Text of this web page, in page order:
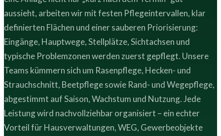
aussieht, arbeiten wir mit festen Pflegeintervallen, klar
definierten Flächen und einer sauberen Priorisierung:
Eingänge, Hauptwege, Stellplätze, Sichtachsen und
typische Problemzonen werden zuerst gepflegt. Unsere
Teams kümmern sich um Rasenpflege, Hecken- und
Strauchschnitt, Beetpflege sowie Rand- und Wegepflege,
abgestimmt auf Saison, Wachstum und Nutzung. Jede
Leistung wird nachvollziehbar organisiert – ein echter
Vorteil für Hausverwaltungen, WEG, Gewerbeobjekte